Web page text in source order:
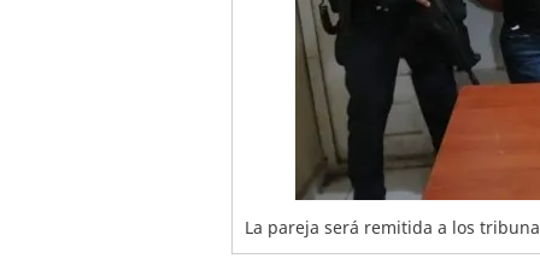
La pareja será remitida a los